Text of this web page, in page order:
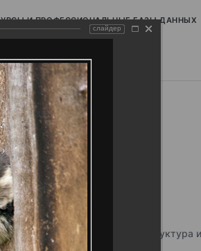
И ПРОФЕССИОНАЛЬНЫЕ БАЗЫ ДАННЫХ
Структура
слайдер